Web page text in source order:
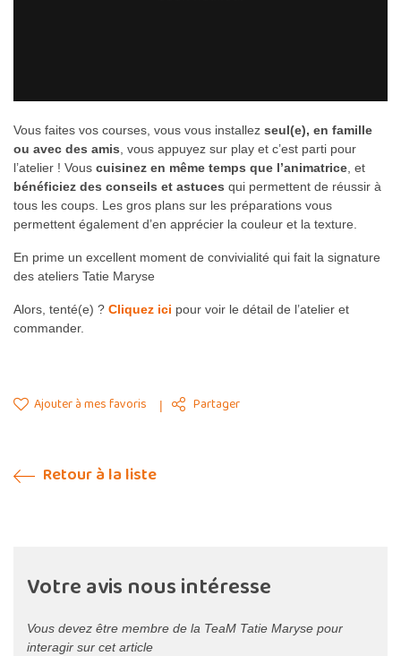
Vous faites vos courses, vous vous installez seul(e), en famille
ou avec des amis, vous appuyez sur play et c’est parti pour
l’atelier ! Vous cuisinez en même temps que l’animatrice, et
bénéficiez des conseils et astuces qui permettent de réussir à
tous les coups. Les gros plans sur les préparations vous
permettent également d’en apprécier la couleur et la texture.
En prime un excellent moment de convivialité qui fait la signature
des ateliers Tatie Maryse
Alors, tenté(e) ? Cliquez ici pour voir le détail de l’atelier et
commander.
Ajouter à mes favoris Partager
Retour à la liste
Votre avis nous intéresse
Vous devez être membre de la TeaM Tatie Maryse pour
interagir sur cet article